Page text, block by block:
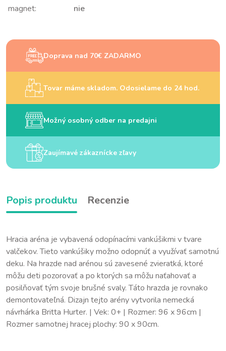
magnet:
nie
Doprava nad 70€ ZADARMO
Tovar máme skladom. Odosielame do 24 hod.
Možný osobný odber na predajni
Zaujímavé zákaznícke zľavy
Popis produktu Recenzie
Hracia aréna je vybavená odopínacími vankúšikmi v tvare
valčekov. Tieto vankúšiky možno odopnúť a využívať samotnú
deku. Na hrazde nad arénou sú zavesené zvieratká, ktoré
môžu deti pozorovať a po ktorých sa môžu naťahovať a
posilňovať tým svoje brušné svaly. Táto hrazda je rovnako
demontovateľná. Dizajn tejto arény vytvorila nemecká
návrhárka Britta Hurter. | Vek: 0+ | Rozmer: 96 x 96cm |
Rozmer samotnej hracej plochy: 90 x 90cm.